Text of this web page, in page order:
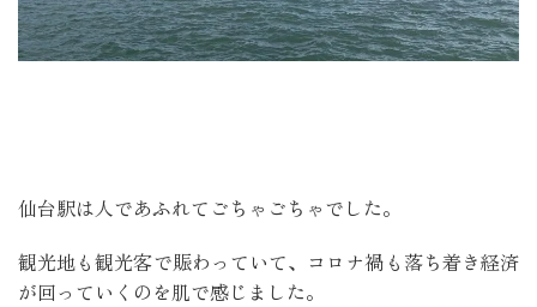
仙台駅は人であふれてごちゃごちゃでした。
観光地も観光客で賑わっていて、コロナ禍も落ち着き経済
が回っていくのを肌で感じました。